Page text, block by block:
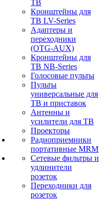
ТВ
Кронштейны для
ТВ LV-Series
Адаптеры и
переходники
(OTG-AUX)
Кронштейны для
ТВ NB-Series
Голосовые пульты
Пульты
универсальные для
ТВ и приставок
Антенны и
усилители для ТВ
Проекторы
Радиоприемники
портативные MRM
Сетевые фильтры и
удлинители
розеток
Переходники для
розеток